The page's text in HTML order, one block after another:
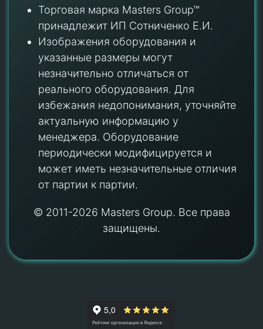
Торговая марка Masters Group™
принадлежит ИП Сотниченко Е.И.
Изображения оборудования и
указанные размеры могут
незначительно отличаться от
реального оборудования. Для
избежания недопонимания, уточняйте
актуальную информацию у
менеджера. Оборудование
периодически модифицируется и
может иметь незначительные отличия
от партии к партии.
© 2011-2026 Masters Group. Все права
защищены.